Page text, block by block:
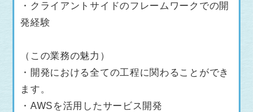
・クライアントサイドのフレームワークでの開
発経験
（この業務の魅力）
・開発における全ての工程に関わることができ
ます。
・AWSを活用したサービス開発